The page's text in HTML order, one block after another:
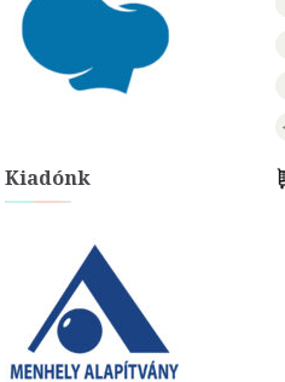
Kiadónk